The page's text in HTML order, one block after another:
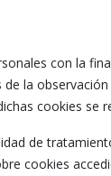
con la
la
cookies se
de
cookies